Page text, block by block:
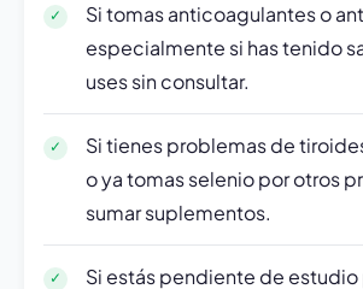
Si tomas anticoagulantes o
especialmente si has tenido
uses sin consultar.
Si tienes problemas de
o ya tomas selenio por otros
sumar suplementos.
Si estás pendiente de estudio